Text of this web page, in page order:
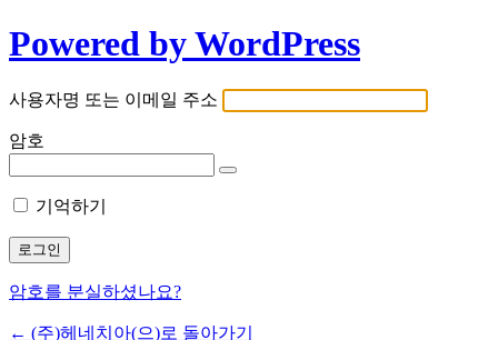
Powered by WordPress
사용자명 또는 이메일 주소
암호
기억하기
암호를 분실하셨나요?
← (주)헤네치아(으)로 돌아가기